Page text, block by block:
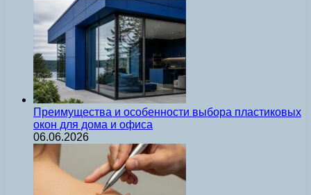
Преимущества и особенности выбора пластиковых
окон для дома и офиса
06.06.2026